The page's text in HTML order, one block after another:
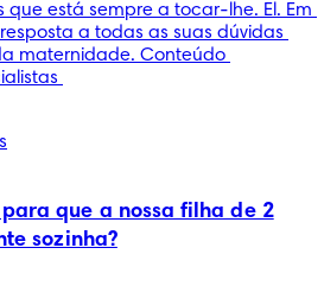
está sempre a tocar-lhe. El. Em
a todas as suas dúvidas
maternidade. Conteúdo
que a nossa filha de 2
sozinha?